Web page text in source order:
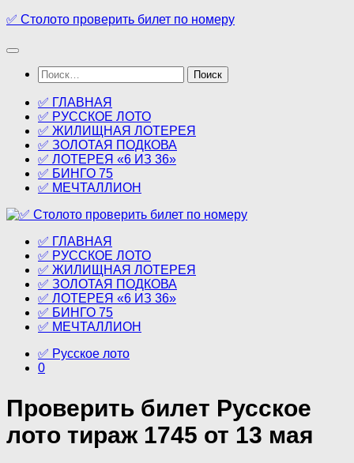
Перейти
содержимому
✅ Столото проверить билет по номеру
Найти:
✅ ГЛАВНАЯ
✅ РУССКОЕ ЛОТО
✅ ЖИЛИЩНАЯ ЛОТЕРЕЯ
✅ ЗОЛОТАЯ ПОДКОВА
✅ ЛОТЕРЕЯ «6 ИЗ 36»
✅ БИНГО 75
✅ МЕЧТАЛЛИОН
✅ ГЛАВНАЯ
✅ РУССКОЕ ЛОТО
✅ ЖИЛИЩНАЯ ЛОТЕРЕЯ
✅ ЗОЛОТАЯ ПОДКОВА
✅ ЛОТЕРЕЯ «6 ИЗ 36»
✅ БИНГО 75
✅ МЕЧТАЛЛИОН
✅ Русское лото
0
Проверить билет Русское
лото тираж 1745 от 13 мая